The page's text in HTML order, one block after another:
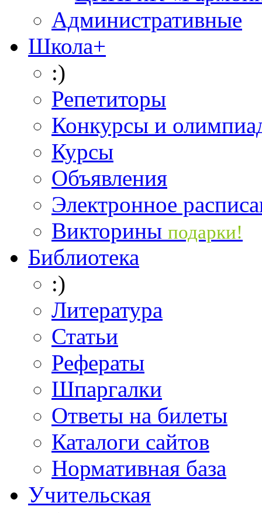
Административные
Школа+
:)
Репетиторы
Конкурсы и
Курсы
Объявления
Электронное
Викторины подарки!
Библиотека
:)
Литература
Статьи
Рефераты
Шпаргалки
Ответы на билеты
Каталоги сайтов
Нормативная база
Учительская